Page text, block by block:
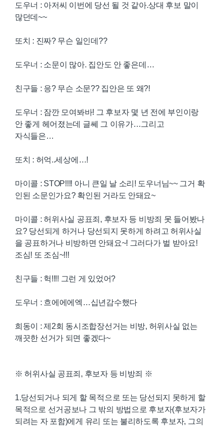
도우너 : 아저씨 이번에 당선 될 것 같아.상대 후보 말이
많던데~~
또치 : 진짜? 무슨 일인데??
도우너 : 소문이 많아. 집안도 안 좋은데…
친구들 : 응? 무슨 소문?? 집안은 또 왜?!
도우너 : 잠깐 모여봐바! 그 후보자 몇 년 전에 부인이랑
안 좋게 헤어졌는데 글쎄 그 이유가…그리고
자식들은…
또치 : 허억..세상에…!
마이콜 : STOP!!!! 아니 큰일 날 소리! 도우너님~~ 그거 확
인된 소문인가요? 확인된 거라도 안돼요~
마이콜 : 허위사실 공표죄, 후보자 등 비방죄 못 들어봤나
요? 당선되게 하거나 당선되지 못하게 하려고 허위사실
을 공표하거나 비방하면 안돼요~! 그러다가 벌 받아요!
조심! 또 조심~!!!
친구들 : 헉!!!! 그런 게 있었어?
도우너 : 흐에에에엑…십년감수했다
희동이 : 제2회 동시조합장선거는 비방, 허위사실 없는
깨끗한 선거가 되면 좋겠다~
※ 허위사실 공표죄, 후보자 등 비방죄 ※
1.당선되거나 되게 할 목적으로 또는 당선되지 못하게 할
목적으로 선거공보나 그 밖의 방법으로 후보자(후보자가
되려는 자 포함)에게 유리 또는 불리하도록 후보자, 그의